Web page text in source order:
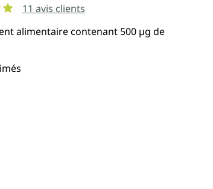
11 avis clients
alimentaire contenant 500 µg de